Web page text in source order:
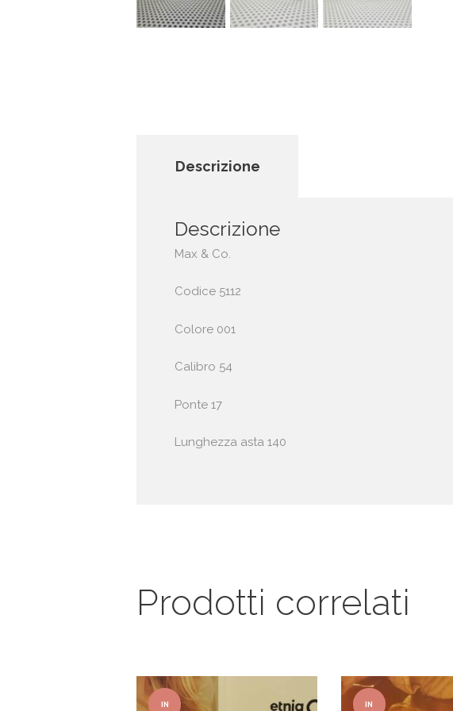
Descrizione
Descrizione
Max & Co.
Codice 5112
Colore 001
Calibro 54
Ponte 17
Lunghezza asta 140
Prodotti correlati
IN IN